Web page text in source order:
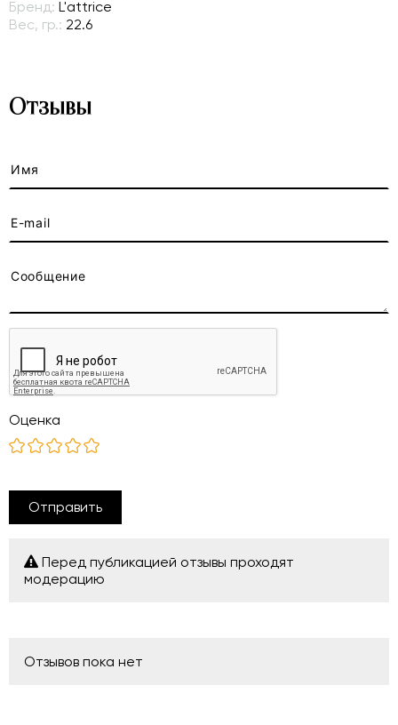
Бренд: L'attrice
Вес, гр.: 22.6
Отзывы
Оценка
Отправить
Перед публикацией отзывы проходят
модерацию
Отзывов пока нет